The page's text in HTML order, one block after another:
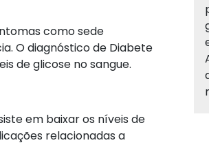
como sede
O diagnóstico de Diabete
de glicose no sangue.
em baixar os níveis de
relacionadas a